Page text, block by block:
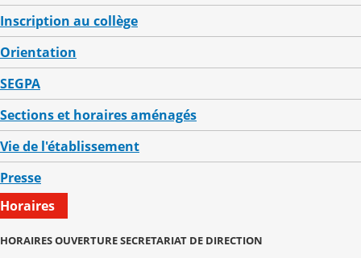
Inscription au collège
Orientation
SEGPA
Sections et horaires aménagés
Vie de l'établissement
Presse
Horaires
HORAIRES OUVERTURE SECRETARIAT DE DIRECTION